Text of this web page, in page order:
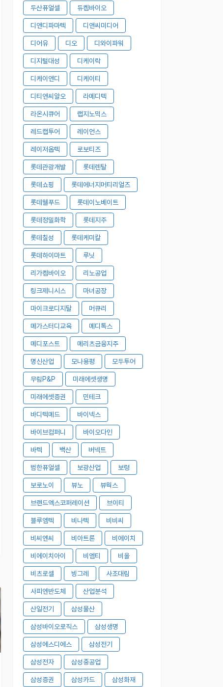
두산퓨얼셀 듀켐바이오
디앤디파마텍 디앤씨미디어
디어유 디오 디와이파워
디지털대성 디케이락
디케이앤디 디케이티
디티앤씨알오 라메디텍
라온시큐어 랩지노믹스
레드캡투어 레이언스
레이저옵텍 로보티즈
롯데관광개발 롯데렌탈
롯데쇼핑 롯데에너지머티리얼즈
롯데웰푸드 롯데이노베이트
롯데정밀화학 롯데지주
롯데칠성 롯데케미칼
롯데하이마트 루닛
리가켐바이오 리노공업
링크제니시스 마녀공장
마이크로디지탈 머큐리
메가스터디교육 메디톡스
메디포스트 메리츠금융지주
명신산업 모나용평 모두투어
무림P&P 미래에셋생명
미래에셋증권 민테크
바디텍메드 바이넥스
바이브컴퍼니 바이오다인
바텍 백산 버넥트
범한퓨얼셀 보광산업 보령
보로노이 뷰노 뷰웍스
브랜드엑스코퍼레이션 브이티
블루엠텍 비나텍 비비씨
비씨엔씨 비아트론 비에이치
비에이치아이 비엠티 비올
비츠로셀 빙그레 사조대림
사피엔반도체 산업분석
산일전기 삼성물산
삼성바이오로직스 삼성생명
삼성에스디에스 삼성전기
삼성전자 삼성중공업
삼성증권 삼성카드 삼성화재